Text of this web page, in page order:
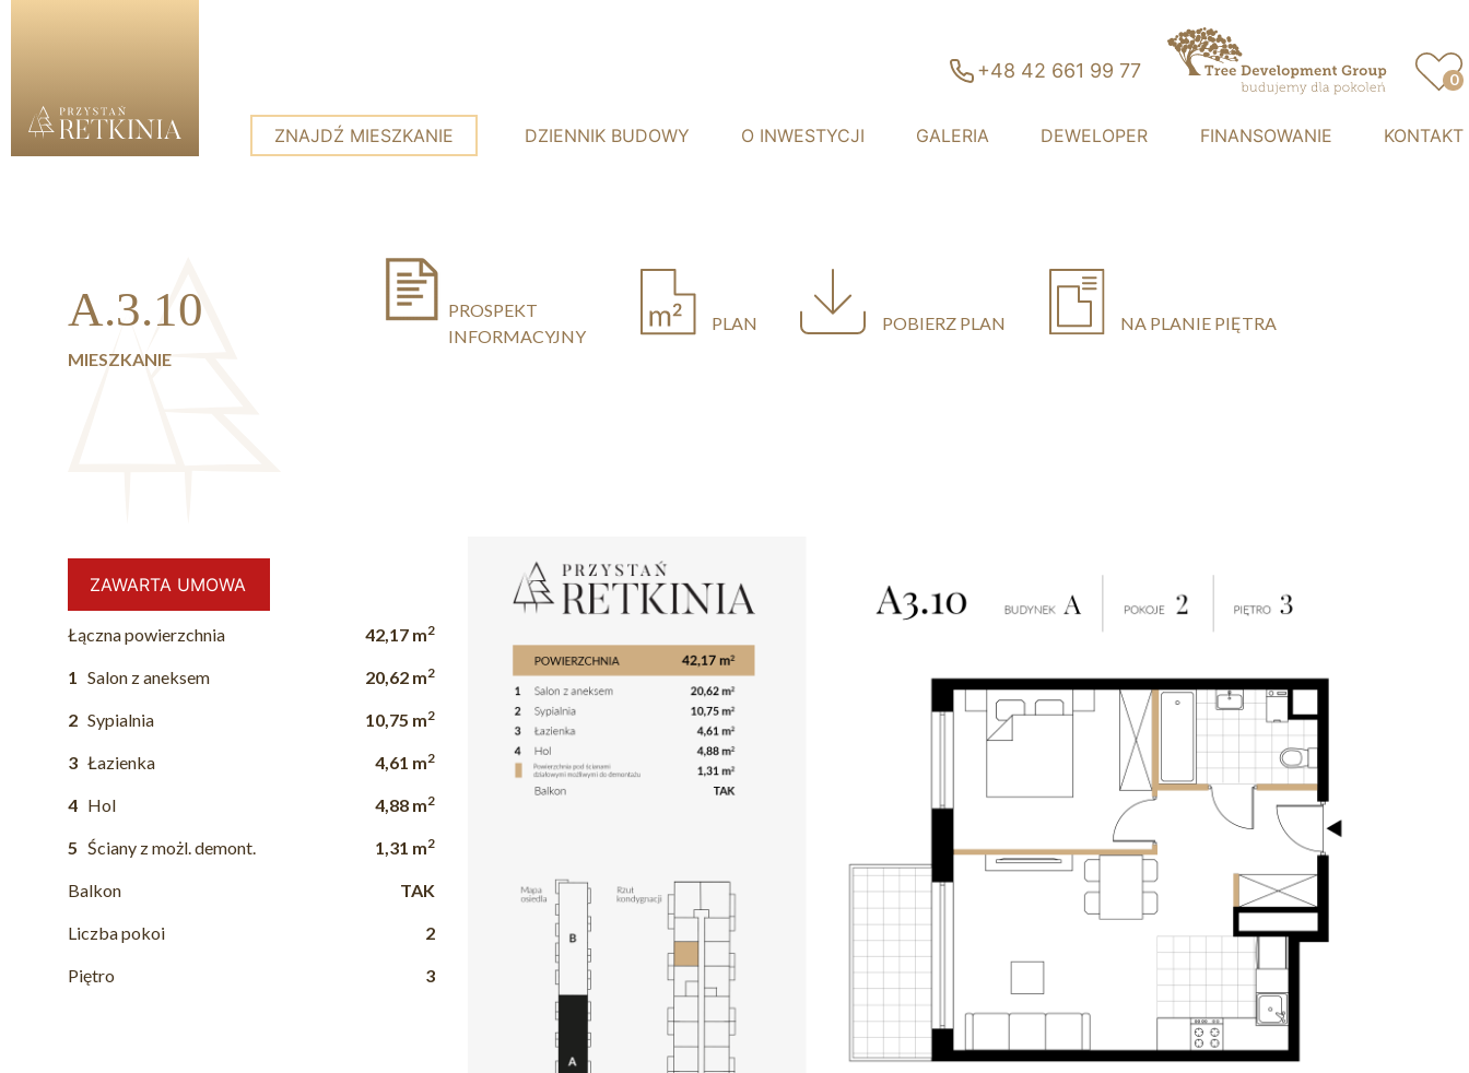
0
+48 42 661 99 77
ZNAJDŹ MIESZKANIE DZIENNIK BUDOWY O INWESTYCJI GALERIA DEWELOPER FINANSOWANIE KONTAKT
A.3.10
MIESZKANIE
PROSPEKT
INFORMACYJNY
PLAN POBIERZ PLAN NA PLANIE PIĘTRA
ZAWARTA UMOWA
Łączna powierzchnia 42,17 m2
1 Salon z aneksem 20,62 m2
2 Sypialnia 10,75 m2
3 Łazienka 4,61 m2
4 Hol 4,88 m2
5 Ściany z możl. demont. 1,31 m2
Balkon TAK
Liczba pokoi 2
Piętro 3